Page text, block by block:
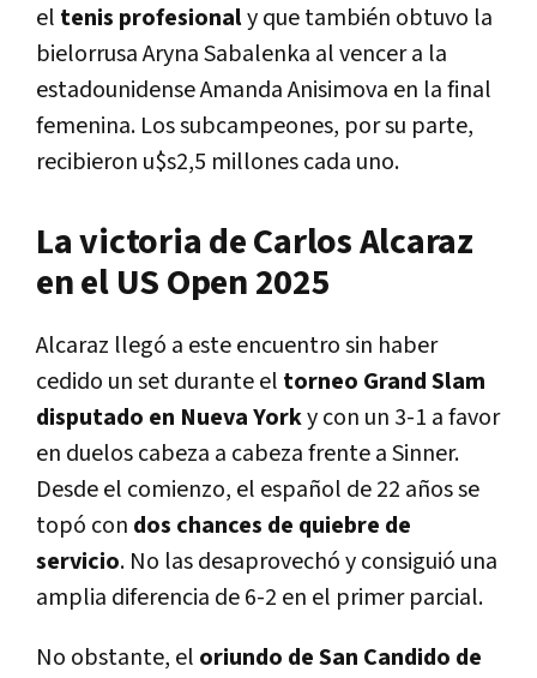
el tenis profesionaly que también obtuvo la
bielorrusa Aryna Sabalenka al vencer a la
estadounidense Amanda Anisimova en la final
femenina. Los subcampeones, por su parte,
recibieron u$s2,5 millones cada uno.
La victoria de Carlos Alcaraz
en el US Open 2025
Alcaraz llegó a este encuentro sin haber
cedido un set durante el torneo Grand Slam
disputado en Nueva Yorky con un 3-1 a favor
en duelos cabeza a cabeza frente a Sinner.
Desde el comienzo, el español de 22 años se
topó con dos chances de quiebre de
servicio. No las desaprovechó y consiguió una
amplia diferencia de 6-2 en el primer parcial.
No obstante, el oriundo de San Candido de